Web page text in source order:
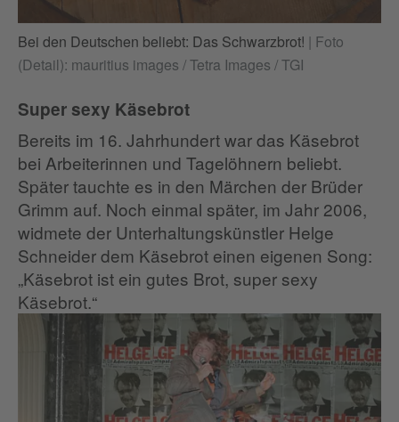
Bei den Deutschen beliebt: Das Schwarzbrot! | Foto
(Detail): mauritius images / Tetra Images / TGI
Super sexy Käsebrot
Bereits im 16. Jahrhundert war das Käsebrot
bei Arbeiterinnen und Tagelöhnern beliebt.
Später tauchte es in den Märchen der Brüder
Grimm auf. Noch einmal später, im Jahr 2006,
widmete der Unterhaltungskünstler Helge
Schneider dem Käsebrot einen eigenen Song:
„Käsebrot ist ein gutes Brot, super sexy
Käsebrot.“